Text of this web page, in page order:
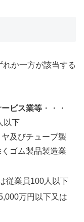
か一方が該当する
ビス業等 ・・・
以下
及びチューブ製
ゴム製品製造業
従業員100人以下
万円以下又は